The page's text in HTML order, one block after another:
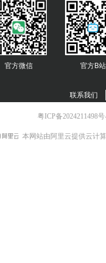
官方B站
官方微信
联系我们
粤ICP备2024211498
本网站由阿里云提供云计